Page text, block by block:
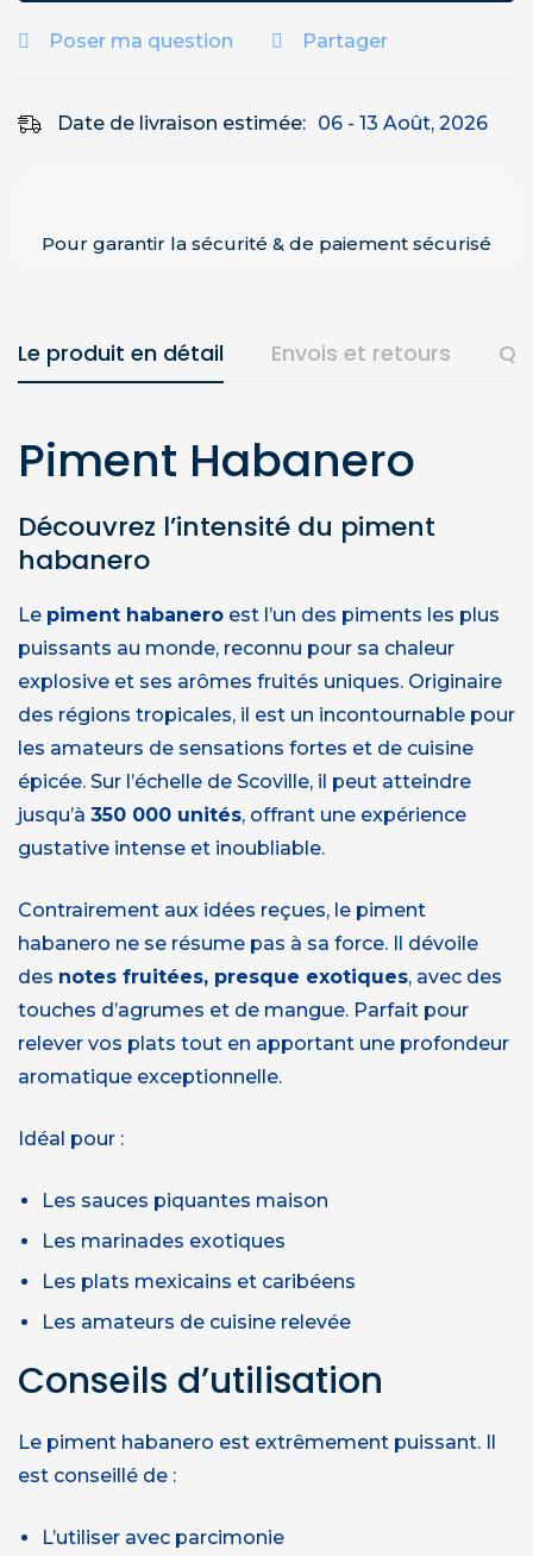
Poser ma question Partager
Date de livraison estimée: 06 - 13 Août, 2026
Pour garantir la sécurité & de paiement sécurisé
Le produit en détail Envois et retours
Piment Habanero
Découvrez l’intensité du piment
habanero
Le piment habanero est l’un des piments les plus
puissants au monde, reconnu pour sa chaleur
explosive et ses arômes fruités uniques. Originaire
des régions tropicales, il est un incontournable pour
les amateurs de sensations fortes et de cuisine
épicée. Sur l’échelle de Scoville, il peut atteindre
jusqu’à 350 000 unités, offrant une expérience
gustative intense et inoubliable.
Contrairement aux idées reçues, le piment
habanero ne se résume pas à sa force. Il dévoile
des notes fruitées, presque exotiques, avec des
touches d’agrumes et de mangue. Parfait pour
relever vos plats tout en apportant une profondeur
aromatique exceptionnelle.
Idéal pour :
Les sauces piquantes maison
Les marinades exotiques
Les plats mexicains et caribéens
Les amateurs de cuisine relevée
Conseils d’utilisation
Le piment habanero est extrêmement puissant. Il
est conseillé de :
L’utiliser avec parcimonie